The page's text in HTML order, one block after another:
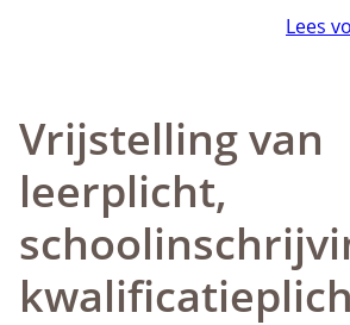
Lees
Vrijstelling van
leerplicht,